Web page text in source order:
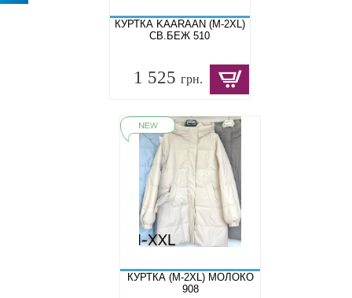
КУРТКА KAARAAN (M-2XL)
СВ.БЕЖ 510
1 525грн.
КУРТКА (M-2XL) МОЛОКО
908